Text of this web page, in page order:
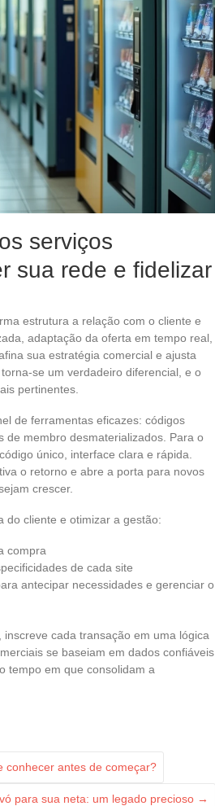
serviços
sua rede e fidelizar
estrutura a relação com o cliente e
adaptação da oferta em tempo real,
sua estratégia comercial e ajusta
se um verdadeiro diferencial, e o
pertinentes.
de ferramentas eficazes: códigos
de membro desmaterializados. Para o
único, interface clara e rápida.
o retorno e abre a porta para novos
crescer.
do cliente e otimizar a gestão:
compra
de cada site
antecipar necessidades e gerenciar o
cada transação em uma lógica
se baseiam em dados confiáveis
tempo em que consolidam a
conhecer antes de começar?
para sua neta: um legado precioso →